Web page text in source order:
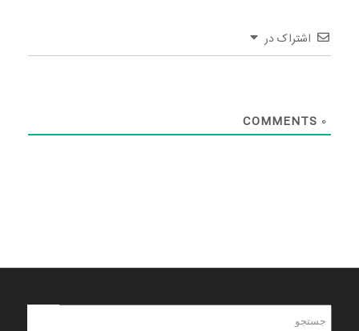
اشتراک در
0